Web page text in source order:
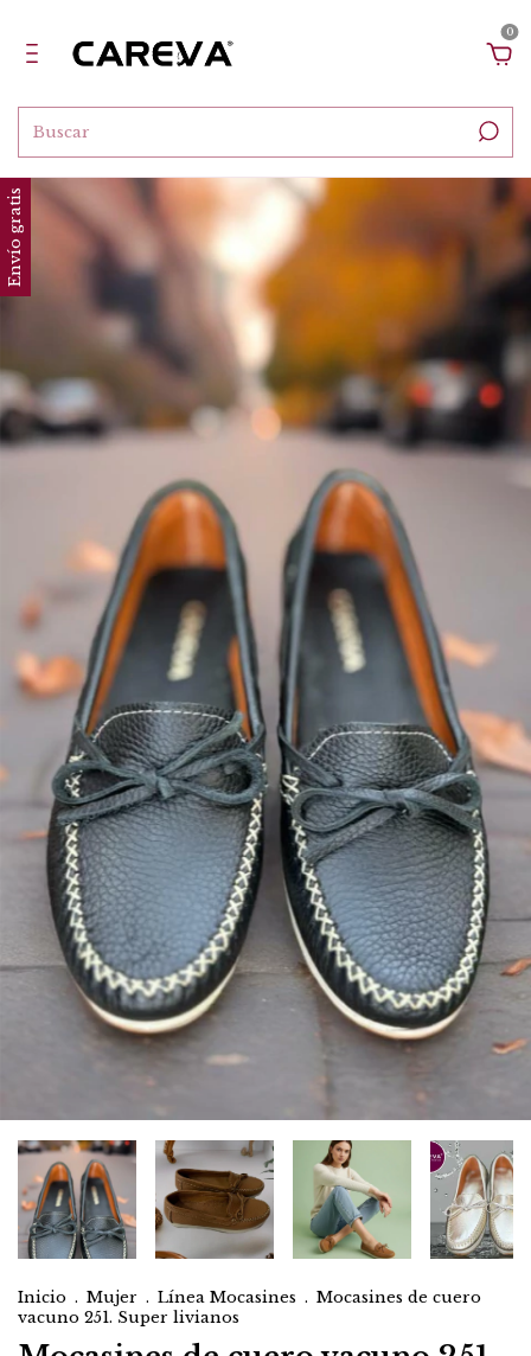
0
Envío gratis
Inicio . Mujer . Línea Mocasines . Mocasines de cuero
vacuno 251. Super livianos